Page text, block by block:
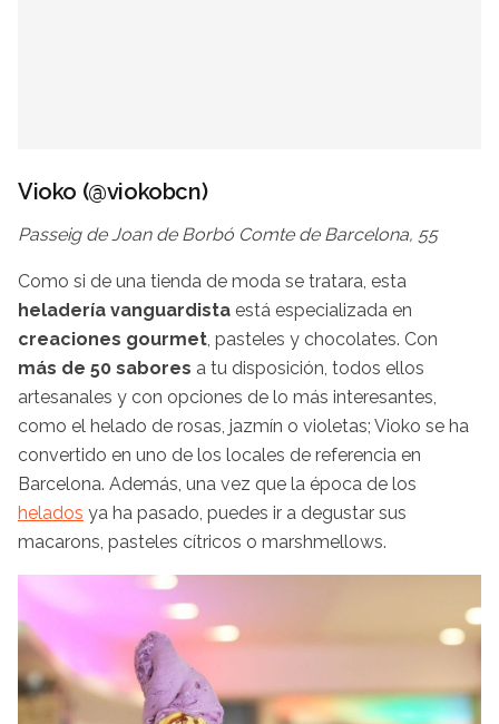
Vioko (@viokobcn)
Passeig de Joan de Borbó Comte de Barcelona, 55
Como si de una tienda de moda se tratara, esta
heladería vanguardista está especializada en
creaciones gourmet, pasteles y chocolates. Con
más de 50 sabores a tu disposición, todos ellos
artesanales y con opciones de lo más interesantes,
como el helado de rosas, jazmín o violetas; Vioko se ha
convertido en uno de los locales de referencia en
Barcelona. Además, una vez que la época de los
helados ya ha pasado, puedes ir a degustar sus
macarons, pasteles cítricos o marshmellows.